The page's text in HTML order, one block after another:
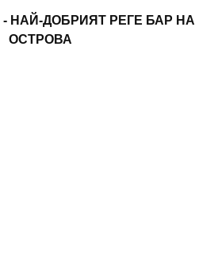
- НАЙ-ДОБРИЯТ РЕГЕ БАР НА
ОСТРОВА